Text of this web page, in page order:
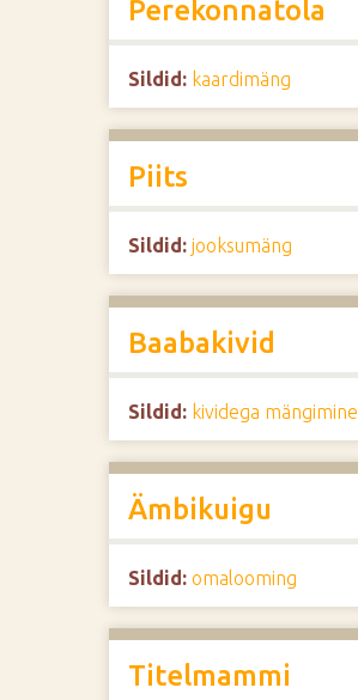
Perekonnatola
Sildid: kaardimäng
Piits
Sildid: jooksumäng
Baabakivid
Sildid: kividega mängimine
Ämbikuigu
Sildid: omalooming
Titelmammi